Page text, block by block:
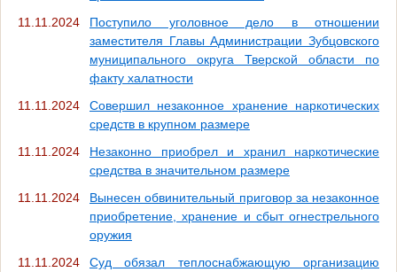
11.11.2024
Поступило уголовное дело в отношении
заместителя Главы Администрации Зубцовского
муниципального округа Тверской области по
факту халатности
11.11.2024
Совершил незаконное хранение наркотических
средств в крупном размере
11.11.2024
Незаконно приобрел и хранил наркотические
средства в значительном размере
11.11.2024
Вынесен обвинительный приговор за незаконное
приобретение, хранение и сбыт огнестрельного
оружия
11.11.2024
Суд обязал теплоснабжающую организацию